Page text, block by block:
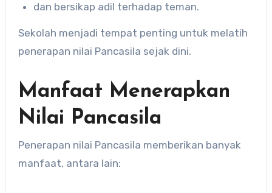
dan bersikap adil terhadap teman.
Sekolah menjadi tempat penting untuk melatih
penerapan nilai Pancasila sejak dini.
Manfaat Menerapkan
Nilai Pancasila
Penerapan nilai Pancasila memberikan banyak
manfaat, antara lain: